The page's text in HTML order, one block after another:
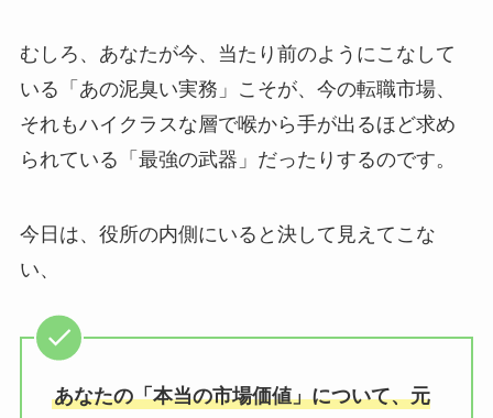
むしろ、あなたが今、当たり前のようにこなして
いる「あの泥臭い実務」こそが、今の転職市場、
それもハイクラスな層で喉から手が出るほど求め
られている「最強の武器」だったりするのです。
今日は、役所の内側にいると決して見えてこな
い、
あなたの「本当の市場価値」について、元